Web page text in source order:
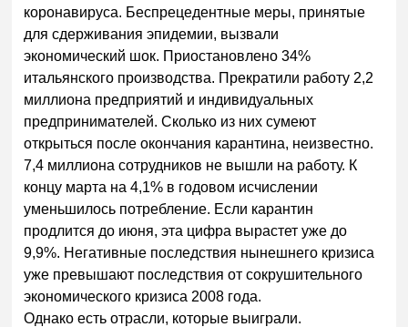
коронавируса. Беспрецедентные меры, принятые
для сдерживания эпидемии, вызвали
экономический шок. Приостановлено 34%
итальянского производства. Прекратили работу 2,2
миллиона предприятий и индивидуальных
предпринимателей. Сколько из них сумеют
открыться после окончания карантина, неизвестно.
7,4 миллиона сотрудников не вышли на работу. К
концу марта на 4,1% в годовом исчислении
уменьшилось потребление. Если карантин
продлится до июня, эта цифра вырастет уже до
9,9%. Негативные последствия нынешнего кризиса
уже превышают последствия от сокрушительного
экономического кризиса 2008 года.
Однако есть отрасли, которые выиграли.